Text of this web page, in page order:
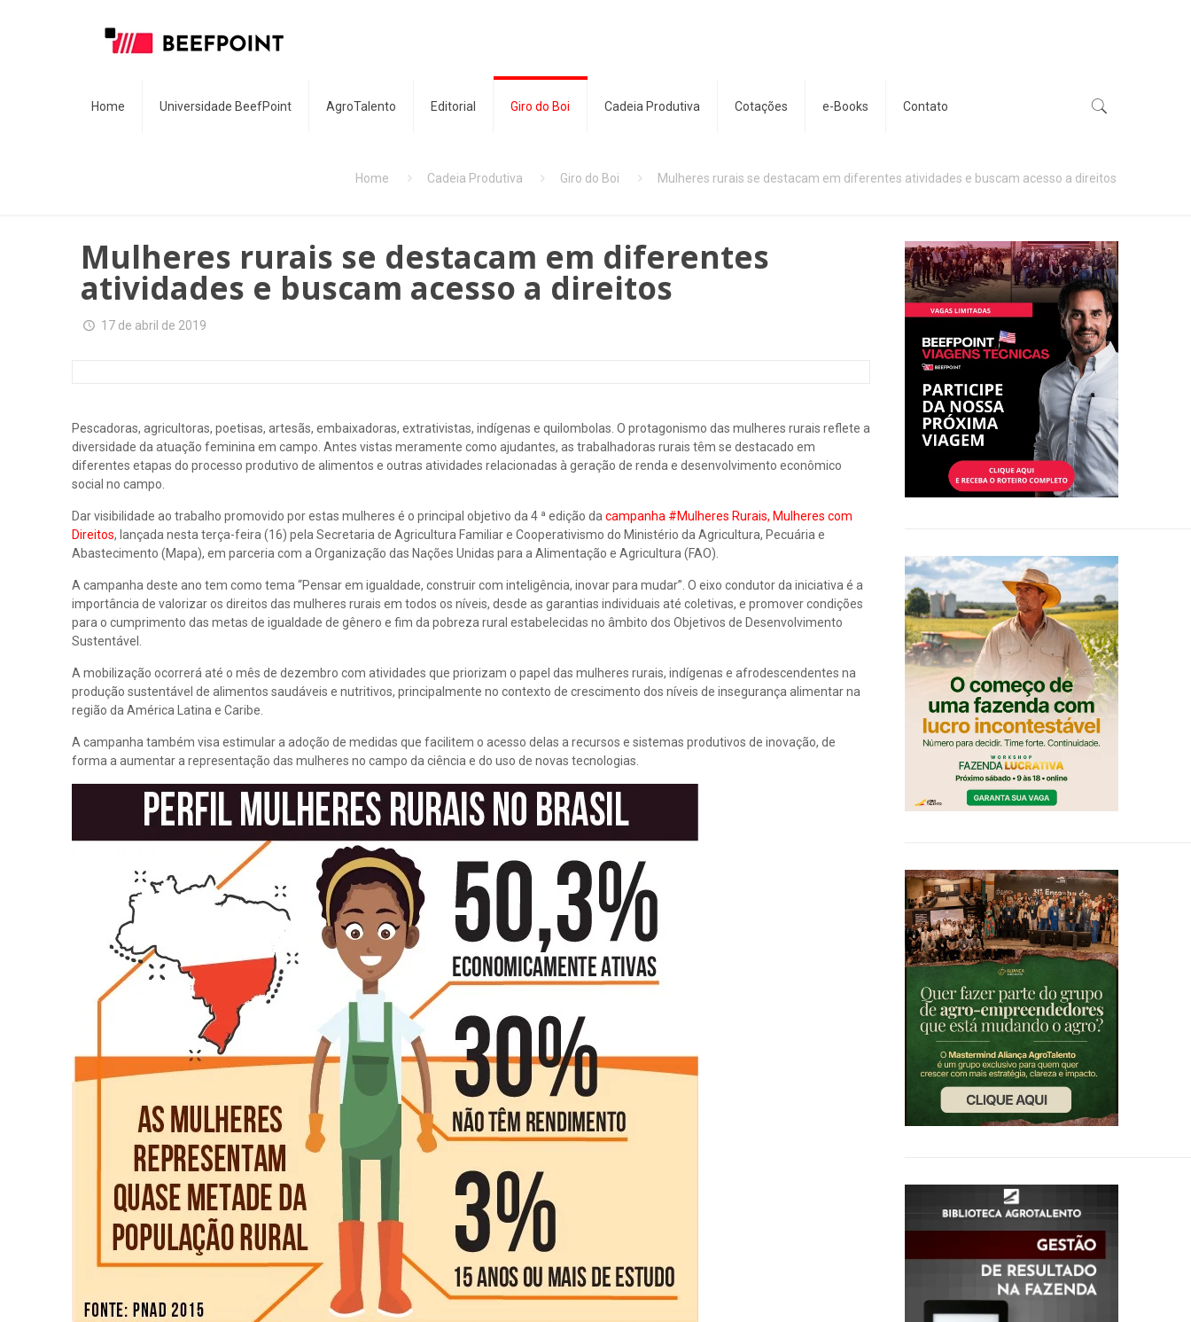
Home Universidade BeefPoint AgroTalento Editorial Giro do Boi Cadeia Produtiva Cotações e-Books Contato
Home Cadeia Produtiva Giro do Boi Mulheres rurais se destacam em diferentes atividades e buscam acesso a direitos
Mulheres rurais se destacam em diferentes
atividades e buscam acesso a direitos
17 de abril de 2019
Pescadoras, agricultoras, poetisas, artesãs, embaixadoras, extrativistas, indígenas e quilombolas. O protagonismo das mulheres rurais reflete a
diversidade da atuação feminina em campo. Antes vistas meramente como ajudantes, as trabalhadoras rurais têm se destacado em
diferentes etapas do processo produtivo de alimentos e outras atividades relacionadas à geração de renda e desenvolvimento econômico
social no campo.
Dar visibilidade ao trabalho promovido por estas mulheres é o principal objetivo da 4 ª edição dacampanha #Mulheres Rurais, Mulheres com
Direitos, lançada nesta terça-feira (16) pela Secretaria de Agricultura Familiar e Cooperativismo do Ministério da Agricultura, Pecuária e
Abastecimento (Mapa), em parceria com a Organização das Nações Unidas para a Alimentação e Agricultura (FAO).
A campanha deste ano tem como tema “Pensar em igualdade, construir com inteligência, inovar para mudar”. O eixo condutor da iniciativa é a
importância de valorizar os direitos das mulheres rurais em todos os níveis, desde as garantias individuais até coletivas, e promover condições
para o cumprimento das metas de igualdade de gênero e fim da pobreza rural estabelecidas no âmbito dos Objetivos de Desenvolvimento
Sustentável.
A mobilização ocorrerá até o mês de dezembro com atividades que priorizam o papel das mulheres rurais, indígenas e afrodescendentes na
produção sustentável de alimentos saudáveis e nutritivos, principalmente no contexto de crescimento dos níveis de insegurança alimentar na
região da América Latina e Caribe.
A campanha também visa estimular a adoção de medidas que facilitem o acesso delas a recursos e sistemas produtivos de inovação, de
forma a aumentar a representação das mulheres no campo da ciência e do uso de novas tecnologias.